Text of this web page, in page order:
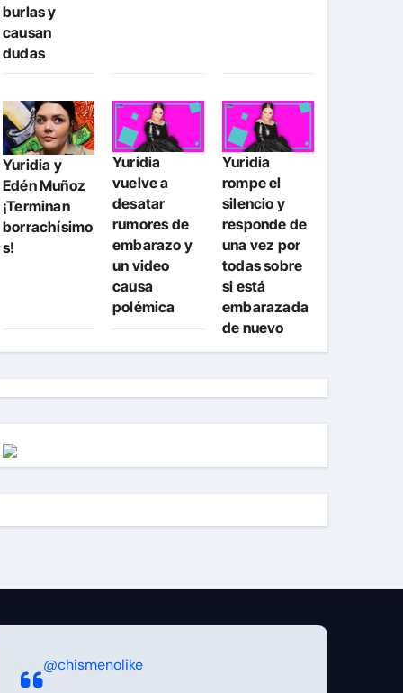
burlas y
causan
dudas
Yuridia y
Edén Muñoz
¡Terminan
borrachísimo
s!
Yuridia
vuelve a
desatar
rumores de
embarazo y
un video
causa
polémica
Yuridia
rompe el
silencio y
responde de
una vez por
todas sobre
si está
embarazada
de nuevo
@chismenolike